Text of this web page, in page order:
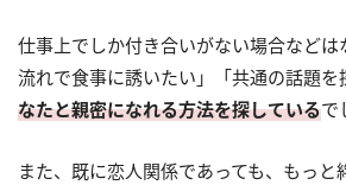
仕事上でしか付き合いがない場合などは
流れで食事に誘いたい」「共通の話題を
なたと親密になれる方法を探しているで
また、既に恋人関係であっても、もっと